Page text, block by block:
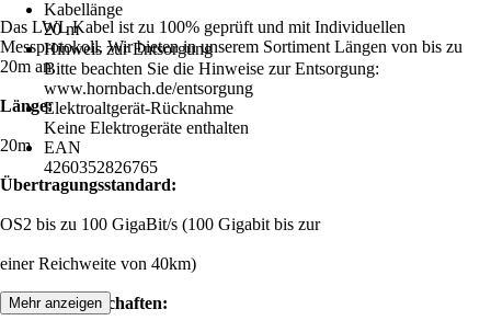
Kabellänge
20 m
Hinweis zur Entsorgung
Bitte beachten Sie die Hinweise zur Entsorgung:
www.hornbach.de/entsorgung
Elektroaltgerät-Rücknahme
Keine Elektrogeräte enthalten
EAN
4260352826765
Das LWL Kabel ist zu 100% geprüft und mit Individuellen
Messprotokoll. Wir bieten in unserem Sortiment Längen von bis zu
20m an.
Länge:
20m
Übertragungsstandard:
OS2 bis zu 100 GigaBit/s (100 Gigabit bis zur
einer Reichweite von 40km)
Produkteigenschaften:
Mehr anzeigen